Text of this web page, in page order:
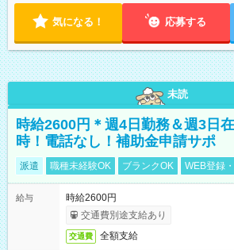
気になる！ 応募する
未読
時給2600円＊週4日勤務＆週3日
時！電話なし！補助金申請サポ
派遣 職種未経験OK ブランクOK WEB登録
給与
時給2600円
交通費別途支給あり
交通費 全額支給